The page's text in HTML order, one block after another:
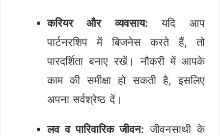
करियर और व्यवसाय: यदि आप
पार्टनरशिप में बिजनेस करते हैं, तो
पारदर्शिता बनाए रखें। नौकरी में आपके
काम की समीक्षा हो सकती है, इसलिए
अपना सर्वश्रेष्ठ दें।
लव व पारिवारिक जीवन: जीवनसाथी के